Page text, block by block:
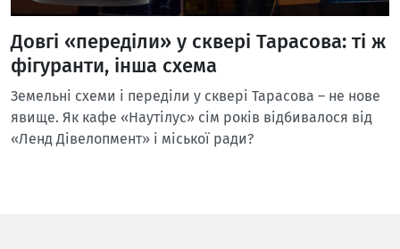
Довгі «переділи» у сквері Тарасова: ті ж
фігуранти, інша схема
Земельні схеми і переділи у сквері Тарасова – не нове
явище. Як кафе «Наутілус» сім років відбивалося від
«Ленд Дівелопмент» і міської ради?